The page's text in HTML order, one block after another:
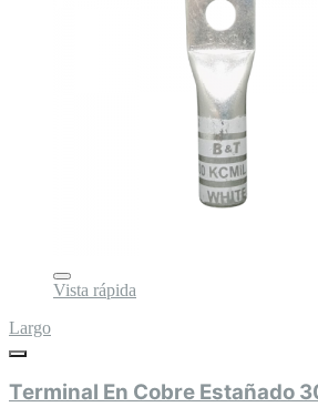
Vista rápida
Largo
Terminal En Cobre Estañado